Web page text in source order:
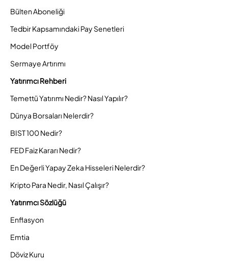
Bülten Aboneliği
Tedbir Kapsamındaki Pay Senetleri
Model Portföy
Sermaye Artırımı
Yatırımcı Rehberi
Temettü Yatırımı Nedir? Nasıl Yapılır?
Dünya Borsaları Nelerdir?
BIST 100 Nedir?
FED Faiz Kararı Nedir?
En Değerli Yapay Zeka Hisseleri Nelerdir?
Kripto Para Nedir, Nasıl Çalışır?
Yatırımcı Sözlüğü
Enflasyon
Emtia
Döviz Kuru